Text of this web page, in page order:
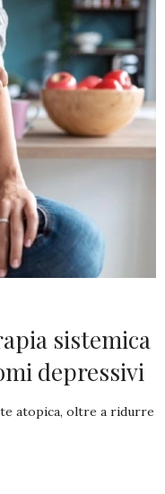
sistemica
depressivi
atopica, oltre a ridurre